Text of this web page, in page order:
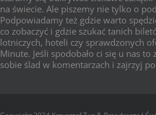
na świecie. Ale piszemy nie tylko o
Podpowiadamy też gdzie warto
co zobaczyć i gdzie szukać tanich
lotniczych, hoteli czy sprawdzonych
Minute. Jeśli spodobało ci się u nas to
sobie ślad w komentarzach i zajrzyj